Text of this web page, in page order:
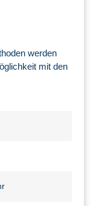
werden
mit den